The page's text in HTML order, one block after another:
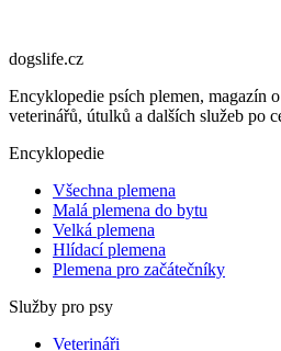
dogslife.cz
Encyklopedie psích plemen, magazín
veterinářů, útulků a dalších služeb po
Encyklopedie
Všechna plemena
Malá plemena do bytu
Velká plemena
Hlídací plemena
Plemena pro začátečníky
Služby pro psy
Veterináři